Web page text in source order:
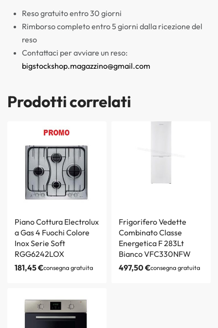
Reso gratuito entro 30 giorni
Rimborso completo entro 5 giorni dalla ricezione del
reso
Contattaci per avviare un reso:
bigstockshop.magazzino@gmail.com
Prodotti correlati
Piano Cottura Electrolux
a Gas 4 Fuochi Colore
Inox Serie Soft
RGG6242LOX
181,45€consegna gratuita
Frigorifero Vedette
Combinato Classe
Energetica F 283Lt
Bianco VFC330NFW
497,50€consegna gratuita